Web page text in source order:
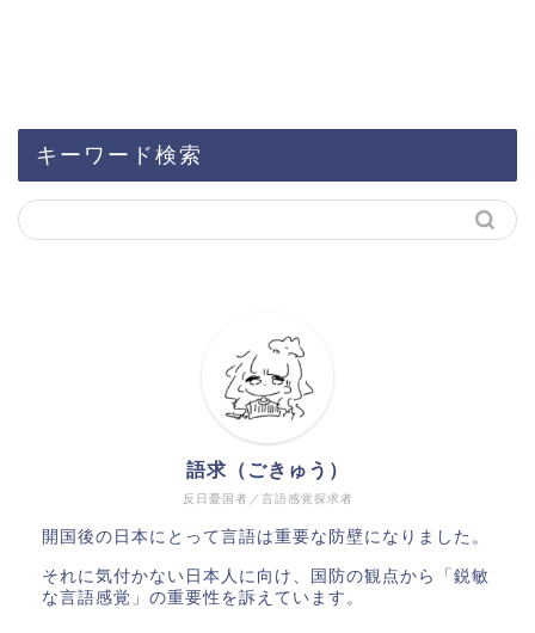
キーワード検索
反日憂国者／言語感覚探求者
語求（ごきゅう）
開国後の日本にとって言語は重要な防壁になりました。
それに気付かない日本人に向け、国防の観点から「鋭敏
な言語感覚」の重要性を訴えています。